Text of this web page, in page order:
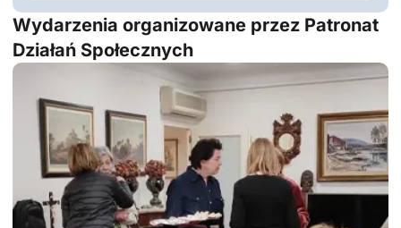
Wydarzenia organizowane przez Patronat
Działań Społecznych